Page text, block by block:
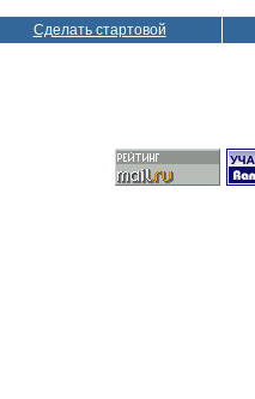
Сделать стартовой